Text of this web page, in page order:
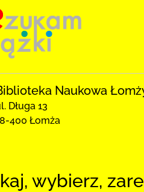
Naukowa
Długa 13
400 Łomża
wybierz,